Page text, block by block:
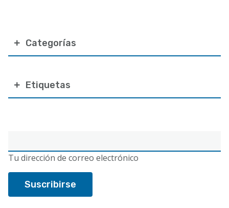
electrónico
Tu dirección de correo electrónico
Categorías
Etiquetas